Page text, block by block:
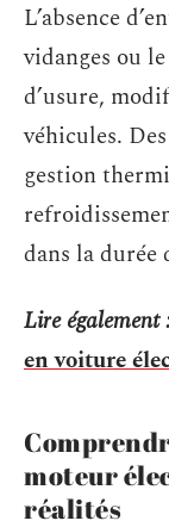
L’absence
vidanges ou
d’usure,
véhicules.
gestion
dans la durée
Lire également
en voiture
moteur
réalités